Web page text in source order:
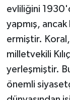
evliliğini
yapmış,
ermiştir. Koral,
milletvekili
yerleşmiştir.
önemli